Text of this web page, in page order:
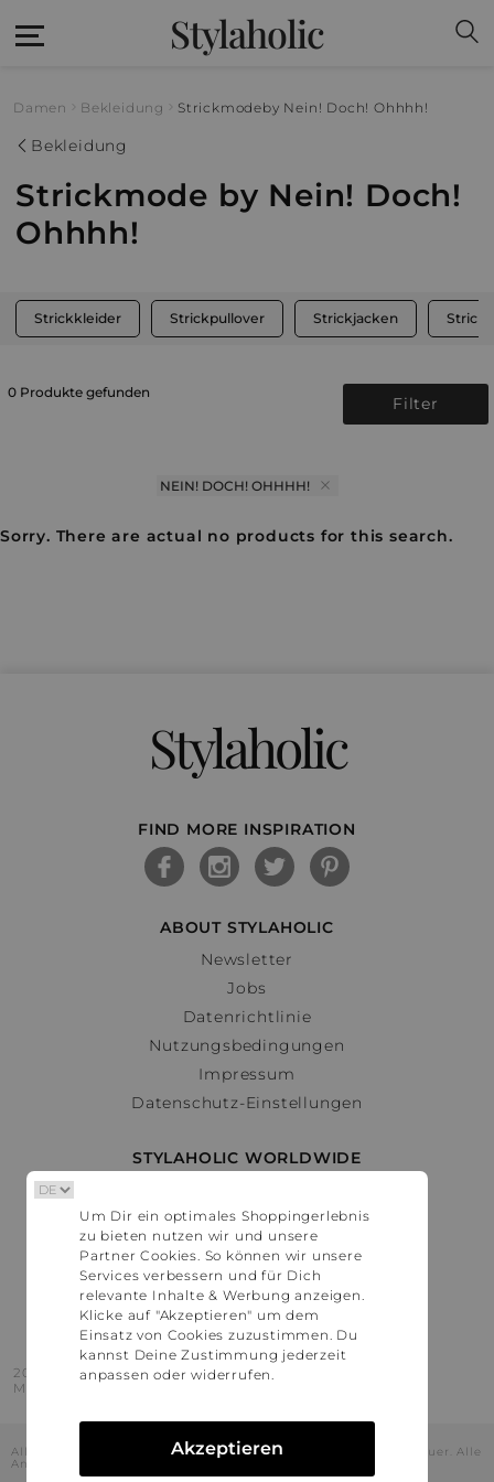
Stylaholic
Damen Bekleidung Strickmodeby Nein! Doch! Ohhhh!
Bekleidung
Strickmode by Nein! Doch!
Ohhhh!
Strickkleider Strickpullover Strickjacken
0 Produkte gefunden
Filter
NEIN! DOCH! OHHHH!
Sorry. There are actual no products for this search.
Stylaholic
FIND MORE INSPIRATION
ABOUT STYLAHOLIC
Newsletter
Jobs
Datenrichtlinie
Nutzungsbedingungen
Impressum
Datenschutz-Einstellungen
STYLAHOLIC WORLDWIDE
Österreich
Schweiz
France
United States
2016 - 2026 © Stylaholic.
Made for you with love in munich.
Alle Preise inkl. der jeweils geltenden gesetzlichen Mehrwertsteuer. Alle
Angaben ohne Gewähr.
Um Dir ein optimales Shoppingerlebnis
zu bieten nutzen wir und unsere
Partner Cookies. So können wir unsere
Services verbessern und für Dich
relevante Inhalte & Werbung anzeigen.
Klicke auf "Akzeptieren" um dem
Einsatz von Cookies zuzustimmen. Du
kannst Deine Zustimmung jederzeit
anpassen oder widerrufen.
Akzeptieren